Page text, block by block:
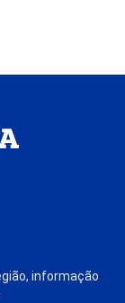
informação